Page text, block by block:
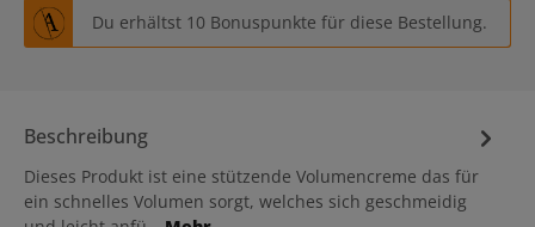
Du erhältst 10 Bonuspunkte für diese Bestellung.
Beschreibung
Dieses Produkt ist eine stützende Volumencreme das für
ein schnelles Volumen sorgt, welches sich geschmeidig